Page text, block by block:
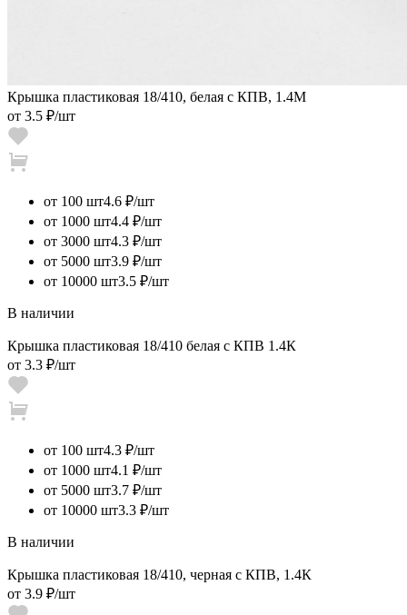
Крышка пластиковая 18/410, белая с КПВ, 1.4М
от 3.5 ₽/шт
от 100 шт4.6 ₽/шт
от 1000 шт4.4 ₽/шт
от 3000 шт4.3 ₽/шт
от 5000 шт3.9 ₽/шт
от 10000 шт3.5 ₽/шт
В наличии
Крышка пластиковая 18/410 белая с КПВ 1.4К
от 3.3 ₽/шт
от 100 шт4.3 ₽/шт
от 1000 шт4.1 ₽/шт
от 5000 шт3.7 ₽/шт
от 10000 шт3.3 ₽/шт
В наличии
Крышка пластиковая 18/410, черная с КПВ, 1.4К
от 3.9 ₽/шт